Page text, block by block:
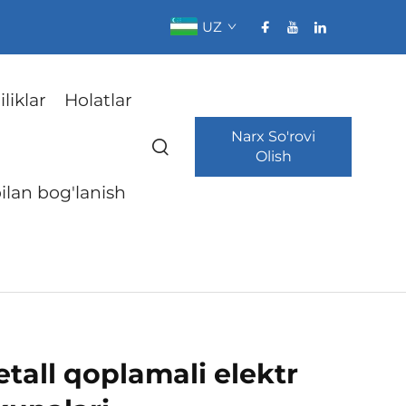
UZ
Holatlar
bog'lanish
Narx So'rovi
Olish
qoplamali elektr